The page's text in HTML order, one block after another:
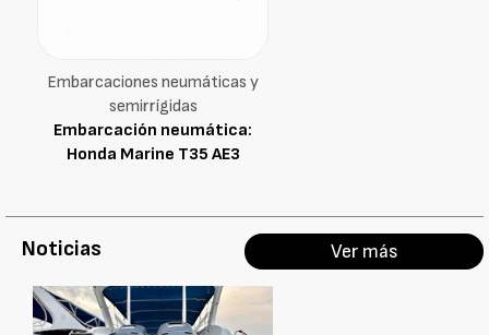
Embarcaciones neumáticas y
semirrígidas
Embarcación neumática:
Honda Marine T35 AE3
Noticias Ver más